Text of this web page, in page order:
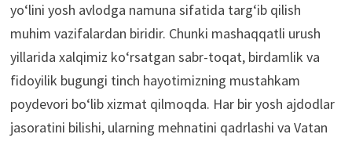
yo‘lini yosh avlodga namuna sifatida targ‘ib qilish
muhim vazifalardan biridir. Chunki mashaqqatli urush
yillarida xalqimiz ko‘rsatgan sabr-toqat, birdamlik va
fidoyilik bugungi tinch hayotimizning mustahkam
poydevori bo‘lib xizmat qilmoqda. Har bir yosh ajdodlar
jasoratini bilishi, ularning mehnatini qadrlashi va Vatan